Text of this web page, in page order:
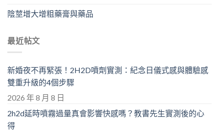
陰莖增大增粗藥膏與藥品
最近帖文
新婚夜不再緊張！2H2D噴劑實測：紀念日儀式感與體驗感
雙重升級的4個步驟
2026 年 8 月 8 日
2h2d延時噴霧過量真會影響快感嗎？教書先生實測後的心
得